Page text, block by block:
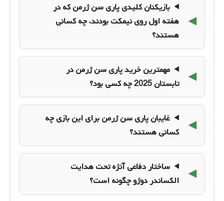
بازیکنان کلیدی پاری سن ژرمن که در
هفته اول روی نیمکت بودند، چه کسانی
هستند؟
مهمترین خرید پاری سن ژرمن در
تابستان 2025 چه کسی بود؟
غایبان پاری سن ژرمن برای این بازی چه
کسانی هستند؟
ساختار دفاعی آنژه تحت هدایت
الکساندر دوژو چگونه است؟